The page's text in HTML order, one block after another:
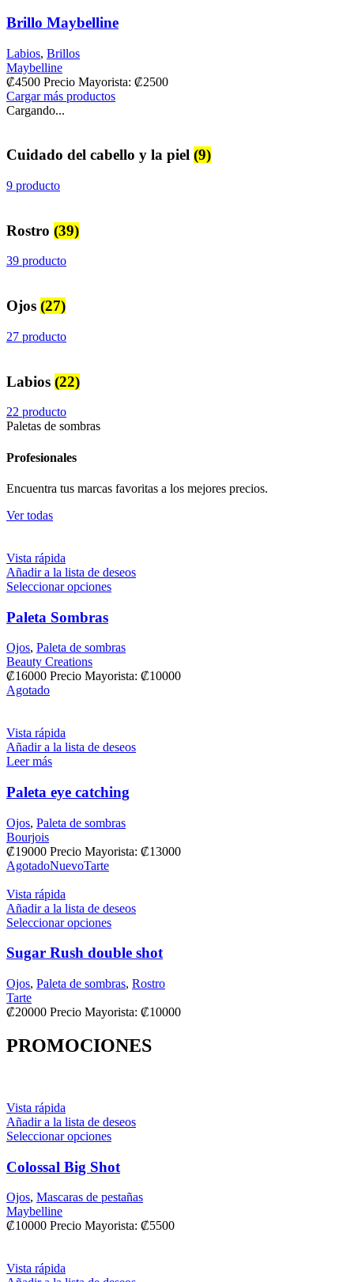
Brillo Maybelline
Labios, Brillos
Maybelline
₡4500 Precio Mayorista: ₡2500
Cargar más productos
Cargando...
Cuidado del cabello y la piel (9)
9 producto
Rostro (39)
39 producto
Ojos (27)
27 producto
Labios (22)
22 producto
Paletas de sombras
Profesionales
Encuentra tus marcas favoritas a los mejores precios.
Ver todas
Vista rápida
Añadir a la lista de deseos
Seleccionar opciones
Paleta Sombras
Ojos, Paleta de sombras
Beauty Creations
₡16000 Precio Mayorista: ₡10000
Agotado
Vista rápida
Añadir a la lista de deseos
Leer más
Paleta eye catching
Ojos, Paleta de sombras
Bourjois
₡19000 Precio Mayorista: ₡13000
AgotadoNuevoTarte
Vista rápida
Añadir a la lista de deseos
Seleccionar opciones
Sugar Rush double shot
Ojos, Paleta de sombras, Rostro
Tarte
₡20000 Precio Mayorista: ₡10000
PROMOCIONES
Vista rápida
Añadir a la lista de deseos
Seleccionar opciones
Colossal Big Shot
Ojos, Mascaras de pestañas
Maybelline
₡10000 Precio Mayorista: ₡5500
Vista rápida